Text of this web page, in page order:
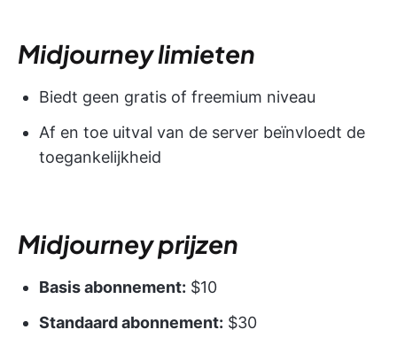
Midjourney limieten
Biedt geen gratis of freemium niveau
Af en toe uitval van de server beïnvloedt de
toegankelijkheid
Midjourney prijzen
Basis abonnement: $10
Standaard abonnement: $30